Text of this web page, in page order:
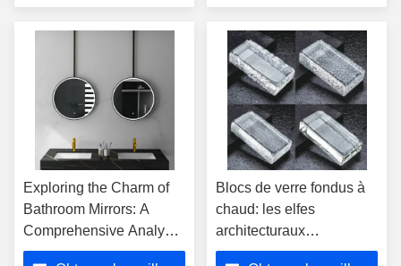
Exploring the Charm of
Bathroom Mirrors: A
Comprehensive Analysis
of Advantages and
Blocs de verre fondus à
chaud: les elfes
architecturaux
remodelent l'esthétique